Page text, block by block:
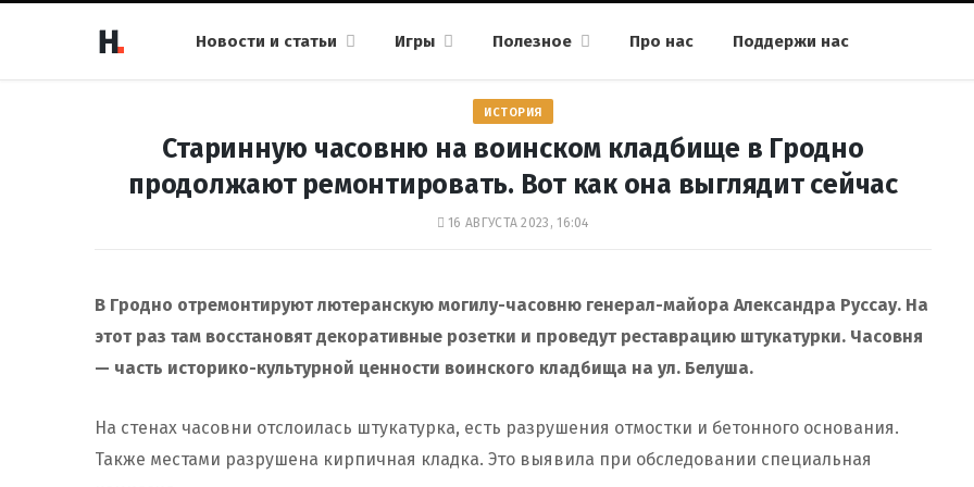
Новости и статьи Игры Полезное Про нас Поддержи нас
ИСТОРИЯ
Старинную часовню на воинском кладбище в Гродно
продолжают ремонтировать. Вот как она выглядит сейчас
16 АВГУСТА 2023, 16:04
В Гродно отремонтируют лютеранскую могилу-часовню генерал-майора Александра Руссау. На
этот раз там восстановят декоративные розетки и проведут реставрацию штукатурки. Часовня
— часть историко-культурной ценности воинского кладбища на ул. Белуша.
На стенах часовни отслоилась штукатурка, есть разрушения отмостки и бетонного основания.
Также местами разрушена кирпичная кладка. Это выявила при обследовании специальная